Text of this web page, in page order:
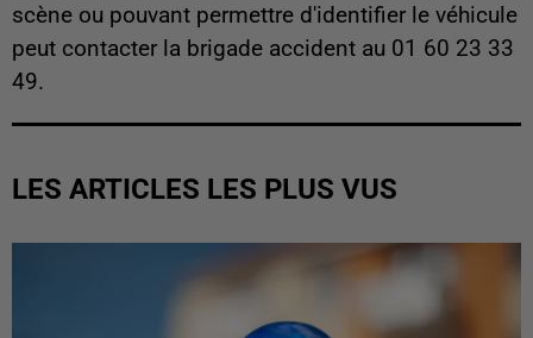
scène ou pouvant permettre d'identifier le véhicule
peut contacter la brigade accident au 01 60 23 33
49.
LES ARTICLES LES PLUS VUS